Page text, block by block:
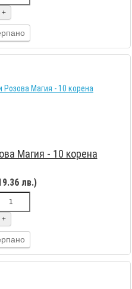
+
Магия - 10 корена
лв.)
+